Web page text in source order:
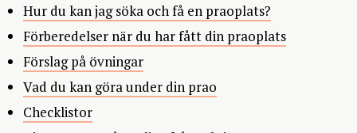
Hur du kan jag söka och få en praoplats?
Förberedelser när du har fått din praoplats
Förslag på övningar
Vad du kan göra under din prao
Checklistor